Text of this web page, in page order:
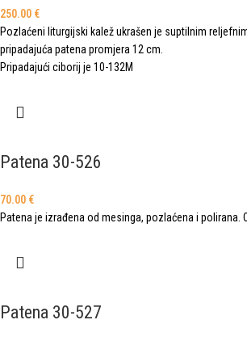
250.00 €
Pozlaćeni liturgijski kalež ukrašen je suptilnim
pripadajuća patena promjera 12 cm.
Pripadajući ciborij je 10-132M
Patena 30-526
70.00 €
Patena je izrađena od mesinga, pozlaćena i polirana.
Patena 30-527